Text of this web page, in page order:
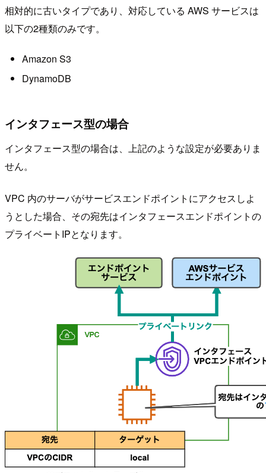
相対的に古いタイプであり、対応している AWS サービスは
以下の2種類のみです。
Amazon S3
DynamoDB
インタフェース型の場合
インタフェース型の場合は、上記のような設定が必要ありま
せん。
VPC 内のサーバがサービスエンドポイントにアクセスしよ
うとした場合、その宛先はインタフェースエンドポイントの
プライベートIPとなります。